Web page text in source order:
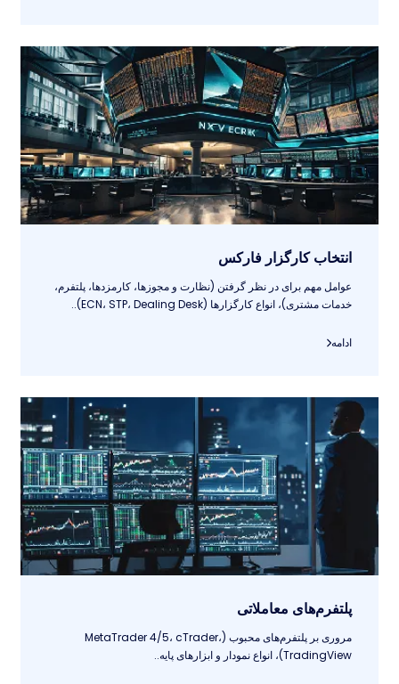
انتخاب کارگزار فارکس
عوامل مهم برای در نظر گرفتن (نظارت و مجوزها، کارمزدها، پلتفرم،
خدمات مشتری)، انواع کارگزارها (ECN، STP، Dealing Desk)..
ادامه
پلتفرم‌های معاملاتی
مروری بر پلتفرم‌های محبوب (MetaTrader 4/5، cTrader،
TradingView)، انواع نمودار و ابزارهای پایه..